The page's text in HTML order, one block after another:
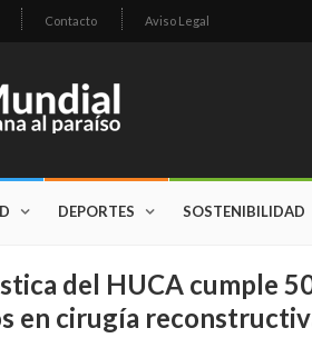
Contacto Aviso Legal
DEPORTES SOSTENIBILIDAD
del HUCA cumple
en cirugía